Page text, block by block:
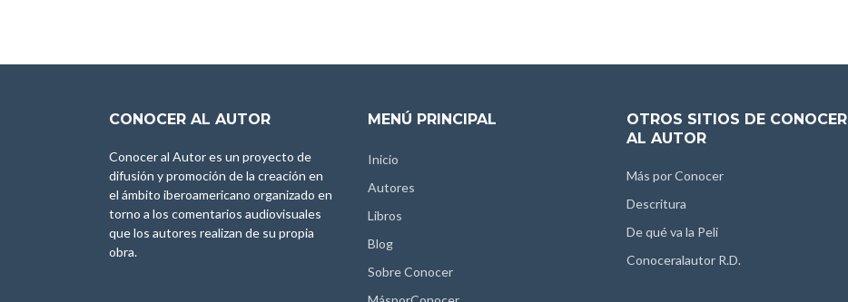
CONOCER AL AUTOR
Conocer al Autor es un proyecto de
difusión y promoción de la creación en
el ámbito iberoamericano organizado en
torno a los comentarios audiovisuales
que los autores realizan de su propia
obra.
MENÚ PRINCIPAL
Inicio
Autores
Libros
Blog
Sobre Conocer
OTROS SITIOS DE CONOCER
AL AUTOR
Más por Conocer
Descritura
De qué va la Peli
Conoceralautor R.D.